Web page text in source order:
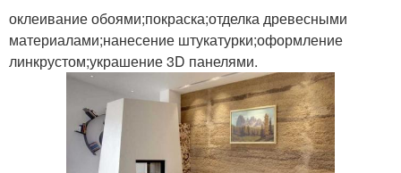
оклеивание обоями;покраска;отделка древесными
материалами;нанесение штукатурки;оформление
линкрустом;украшение 3D панелями.